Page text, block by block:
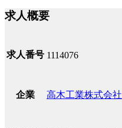
求人概要
求人番号 1114076
企業 高木工業株式会社